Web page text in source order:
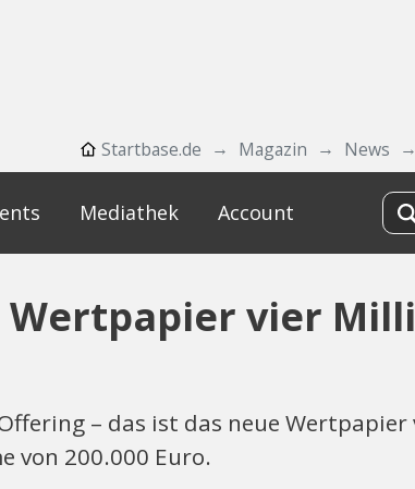
Startbase.de Magazin News
Mediathek Account
vier
– das ist das neue
von 200.000 Euro.